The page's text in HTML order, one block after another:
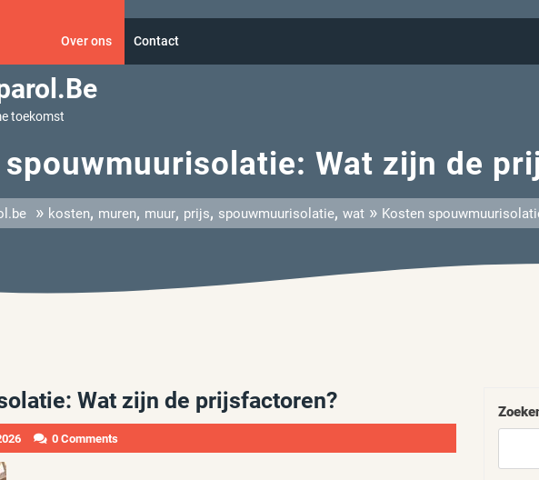
toekomst
Over ons Contact
spouwmuurisolatie: Wat zijn de
» kosten, muren, muur, prijs, spouwmuurisolatie, wat» Kosten
Wat zijn de prijsfactoren?
0 Comments